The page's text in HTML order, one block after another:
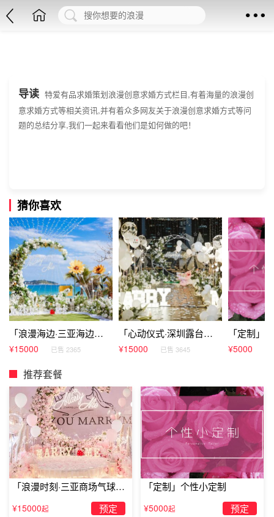
导读 特爱有品求婚策划浪漫创意求婚方式栏目,有着海量的浪漫创
意求婚方式等相关资讯,并有着众多网友关于浪漫创意求婚方式等问
题的总结分享,我们一起来看看他们是如何做的吧！
猜你喜欢
「浪漫海边·三亚海边草坪浪漫求婚」
¥15000 已售 2365
「心动仪式·深圳露台浪漫求婚」
¥15000 已售 3645
「定制」
¥5000
推荐套餐
「浪漫时刻·三亚商场气球雨
惊喜求婚」
¥15000起 预定
「定制」个性小定制
¥5000起 预定